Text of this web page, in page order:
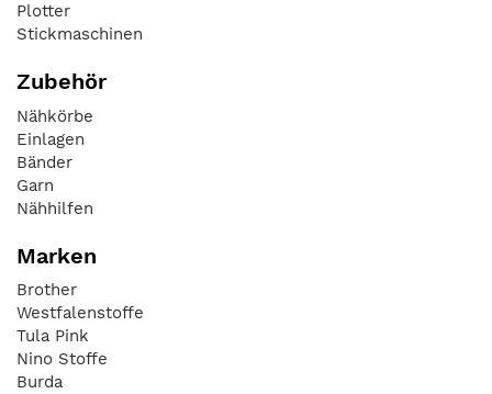
Plotter
Stickmaschinen
Zubehör
Nähkörbe
Einlagen
Bänder
Garn
Nähhilfen
Marken
Brother
Westfalenstoffe
Tula Pink
Nino Stoffe
Burda